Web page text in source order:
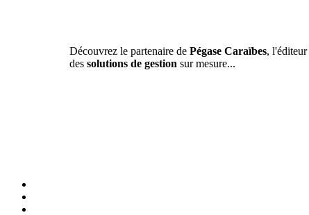
Découvrez le partenaire de Pégase Caraïbes, l'éditeur
des solutions de gestion sur mesure...